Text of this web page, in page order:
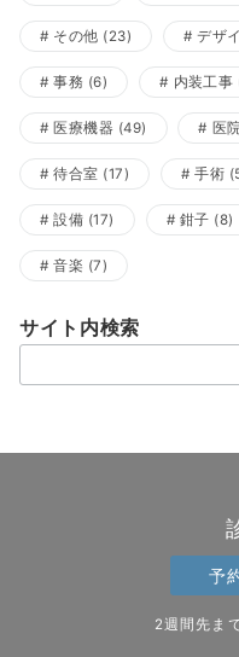
その他 (23) デザ
事務 (6) 内装工事
医療機器 (49) 医
待合室 (17) 手術
設備 (17) 鉗子 (8)
音楽 (7)
サイト内検索
索：
予
2週間先ま